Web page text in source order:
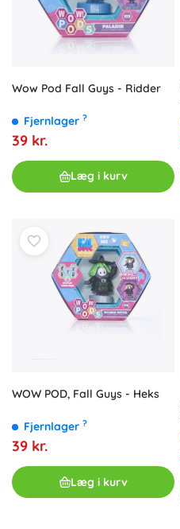
Wow Pod Fall Guys - Ridder
Fjernlager ?
39 kr.
Læg i kurv
WOW POD, Fall Guys - Heks
Fjernlager ?
39 kr.
Læg i kurv